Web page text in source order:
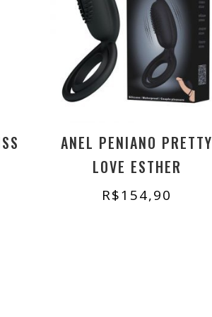
ANEL PENIANO PRETTY
LOVE ESTHER
R$154,90